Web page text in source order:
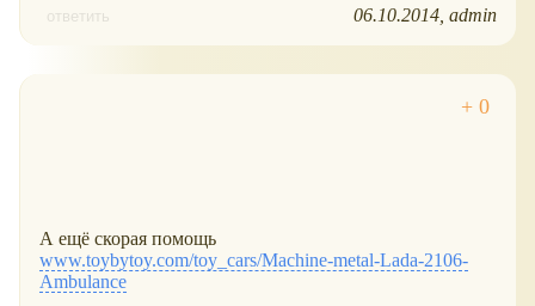
ответить 06.10.2014 admin
А ещё скорая помощь
www.toybytoy.com/toy_cars/Machine-metal-Lada-2106-
Ambulance